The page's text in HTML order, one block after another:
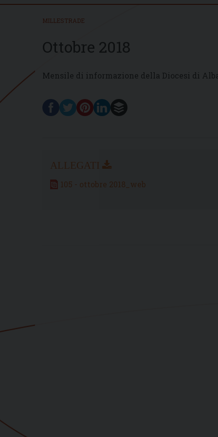
MILLESTRADE
Ottobre 2018
Mensile di informazione della Diocesi di
105 - ottobre 2018_web